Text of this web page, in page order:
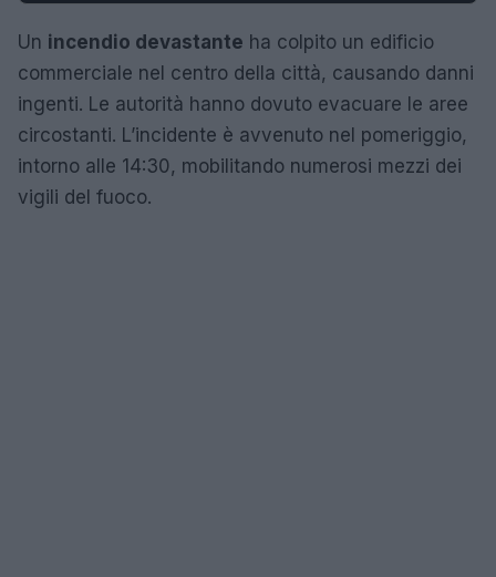
Un incendio devastante ha colpito un edificio
commerciale nel centro della città, causando danni
ingenti. Le autorità hanno dovuto evacuare le aree
circostanti. L’incidente è avvenuto nel pomeriggio,
intorno alle 14:30, mobilitando numerosi mezzi dei
vigili del fuoco.